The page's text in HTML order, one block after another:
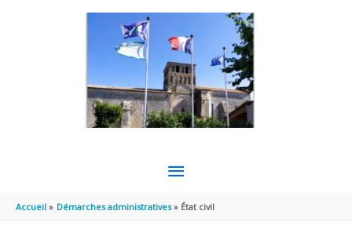
MENU
PRINCIPAL
Accueil Démarches administratives État civil